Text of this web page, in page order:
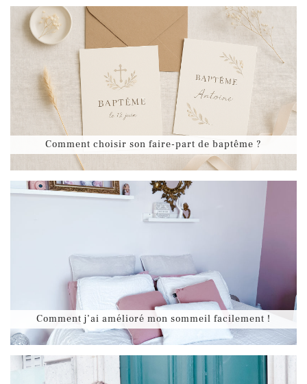
Comment choisir son faire-part de baptême ?
Comment j’ai amélioré mon sommeil facilement !